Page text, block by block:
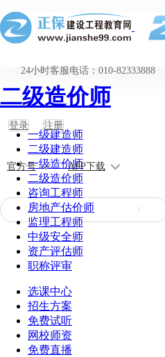
24小时客服电话：010-82333888
登录 注册
官方号 APP下载
二级造价师
一级建造师
二级建造师
一级造价师
二级造价师
咨询工程师
房地产估价师
监理工程师
中级安全师
资产评估师
职称评审
选课中心
招生方案
免费试听
网校师资
免费直播